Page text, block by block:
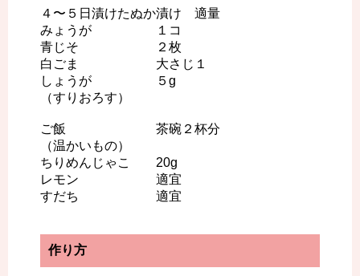
４〜５日漬けたぬか漬け 適量
みょうが １コ
青じそ ２枚
白ごま 大さじ１
しょうが ５g
（すりおろす）
ご飯 茶碗２杯分
（温かいもの）
ちりめんじゃこ 20g
レモン 適宜
すだち 適宜
作り方